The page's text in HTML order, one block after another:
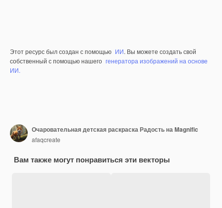
Этот ресурс был создан с помощью ИИ. Вы можете создать свой
собственный с помощью нашего генератора изображений на основе
ИИ.
Очаровательная детская раскраска Радость на Magnific
afaqcreate
Вам также могут понравиться эти векторы